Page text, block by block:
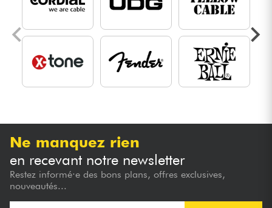
Ne manquez rien
en recevant notre newsletter
Restez informé·e des bons plans, offres exclusives,
nouveautés...